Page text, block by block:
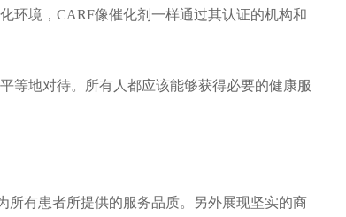
环境，CARF像催化剂一样通过其认证的机构和
等地对待。所有人都应该能够获得必要的健康服
所有患者所提供的服务品质。另外展现坚实的商